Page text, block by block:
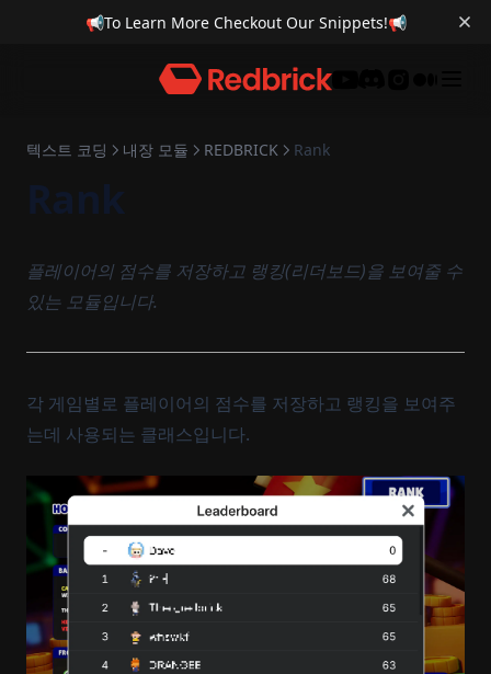
📢To Learn More Checkout Our Snippets!📢
텍스트 코딩 내장 모듈 REDBRICK Rank
Rank
플레이어의 점수를 저장하고 랭킹(리더보드)을 보여줄 수
있는 모듈입니다.
각 게임별로 플레이어의 점수를 저장하고 랭킹을 보여주
는데 사용되는 클래스입니다.